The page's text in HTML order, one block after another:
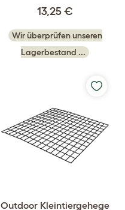
13,25 €
Wir überprüfen unseren
Lagerbestand ...
Outdoor Kleintiergehege